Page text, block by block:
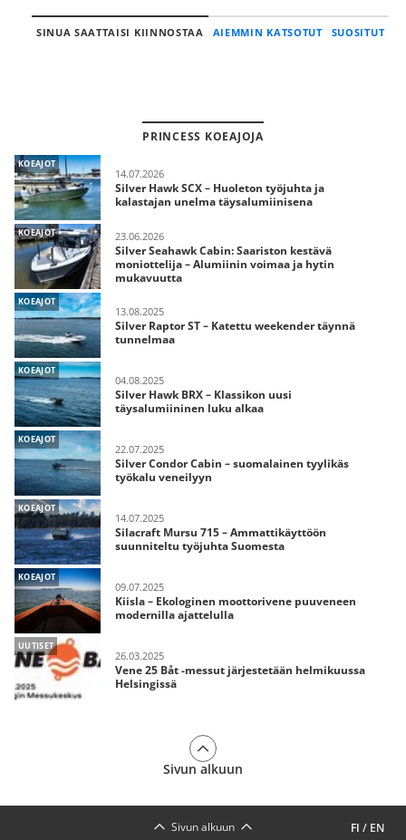
SINUA SAATTAISI KIINNOSTAA AIEMMIN KATSOTUT SUOSITUT
PRINCESS KOEAJOJA
KOEAJOT
14.07.2026
Silver Hawk SCX – Huoleton työjuhta ja
kalastajan unelma täysalumiinisena
KOEAJOT 23.06.2026
Silver Seahawk Cabin: Saariston kestävä
moniottelija – Alumiinin voimaa ja hytin
mukavuutta
KOEAJOT
13.08.2025
Silver Raptor ST – Katettu weekender täynnä
tunnelmaa
KOEAJOT
04.08.2025
Silver Hawk BRX – Klassikon uusi
täysalumiininen luku alkaa
KOEAJOT
22.07.2025
Silver Condor Cabin – suomalainen tyylikäs
työkalu veneilyyn
KOEAJOT
14.07.2025
Silacraft Mursu 715 – Ammattikäyttöön
suunniteltu työjuhta Suomesta
KOEAJOT
09.07.2025
Kiisla – Ekologinen moottorivene puuveneen
modernilla ajattelulla
UUTISET
26.03.2025
Vene 25 Båt -messut järjestetään helmikuussa
Helsingissä
Sivun alkuun
FI / EN
Sivun alkuun